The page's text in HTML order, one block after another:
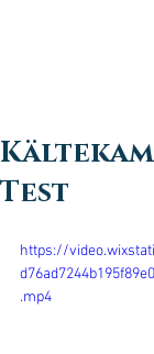
Test
https://
.mp4